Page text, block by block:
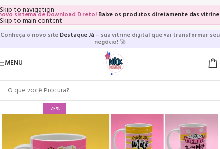
Skip to navigation
Skip to main content
de Download Direto!Baixe os produtos diretamente das vitrines e
Conheça o novo site Destaque Já – sua vitrine digital que vai transformar seu
negócio!🚀
MENU
-75%